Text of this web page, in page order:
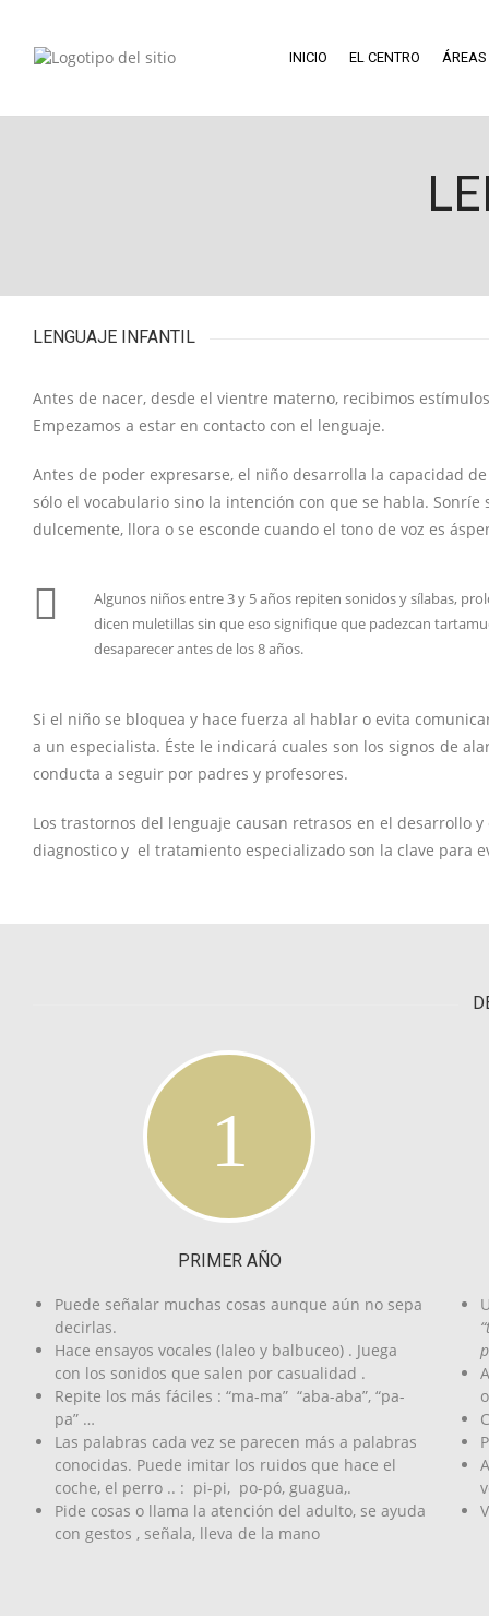
INICIO EL CENTRO ÁREAS
LENGUAJE INFANTIL
Antes de nacer, desde el vientre materno, recibimos
Empezamos a estar en contacto con el lenguaje.
Antes de poder expresarse, el niño desarrolla la capacidad
sólo el vocabulario sino la intención con que se habla. Sonríe
dulcemente, llora o se esconde cuando el tono de voz es
Algunos niños entre 3 y 5 años repiten sonidos y sílabas,
dicen muletillas sin que eso signifique que padezcan
desaparecer antes de los 8 años.
Si el niño se bloquea y hace fuerza al hablar o evita
a un especialista. Éste le indicará cuales son los signos de
conducta a seguir por padres y profesores.
Los trastornos del lenguaje causan retrasos en el desarrollo
diagnostico y el tratamiento especializado son la clave para
PRIMER AÑO
Puede señalar muchas cosas aunque aún no sepa
decirlas.
Hace ensayos vocales (laleo y balbuceo) . Juega
con los sonidos que salen por casualidad .
Repite los más fáciles : “ma-ma” “aba-aba”, “pa-
pa” …
Las palabras cada vez se parecen más a palabras
conocidas. Puede imitar los ruidos que hace el
coche, el perro .. : pi-pi, po-pó, guagua,.
Pide cosas o llama la atención del adulto, se ayuda
con gestos , señala, lleva de la mano